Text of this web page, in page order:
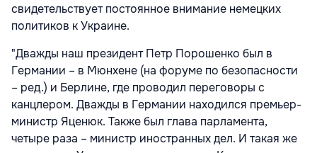
свидетельствует постоянное внимание немецких
политиков к Украине.
"Дважды наш президент Петр Порошенко был в
Германии – в Мюнхене (на форуме по безопасности
– ред.) и Берлине, где проводил переговоры с
канцлером. Дважды в Германии находился премьер-
министр Яценюк. Также был глава парламента,
четыре раза – министр иностранных дел. И такая же